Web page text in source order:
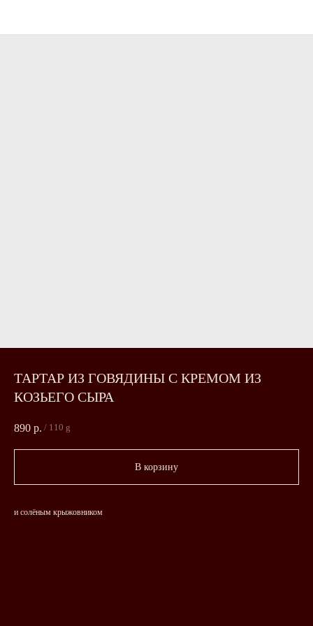
ТАРТАР ИЗ ГОВЯДИНЫ С КРЕМОМ ИЗ
КОЗЬЕГО СЫРА
890 р. / 110 g
В корзину
и солёным крыжовником